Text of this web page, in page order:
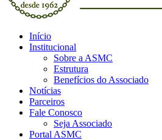
Início
Institucional
Sobre a ASMC
Estrutura
Benefícios do Associado
Notícias
Parceiros
Fale Conosco
Seja Associado
Portal ASMC